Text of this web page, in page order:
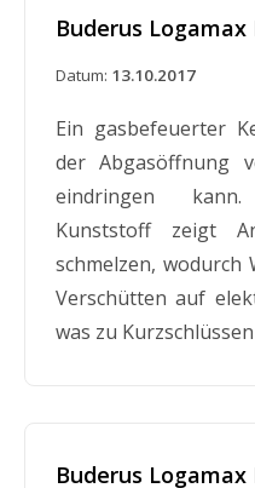
Buderus Logamax
Datum: 13.10.2017
Ein gasbefeuerter
der Abgasöffnung
eindringen
Kunststoff zeigt
schmelzen, wodurch
Verschütten auf
was zu
Buderus Logamax